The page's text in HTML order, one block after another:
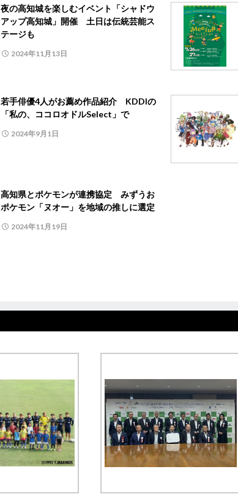
夜の高知城を楽しむイベント「シャドウ
アップ高知城」開催 土日は伝統芸能ス
テージも
2024年11月13日
若手俳優4人がお薦め作品紹介 KDDIの
「私の、ココロオドルSelect」で
2024年9月1日
高知県とポケモンが連携協定 みずうお
ポケモン「ヌオー」を地域の推しに選定
2024年11月19日